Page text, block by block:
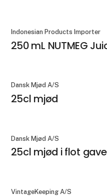
Indonesian Products Importer
250 mL NUTMEG
Dansk Mjød A/S
25cl mjød
Dansk Mjød A/S
25cl mjød i flot
VintageKeeping A/S